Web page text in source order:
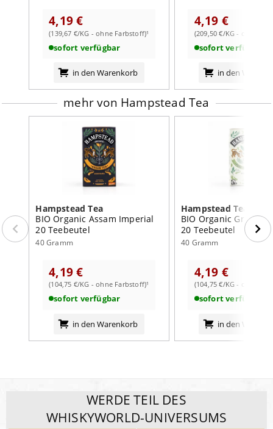
Ein Teebeutel pro Tasse. Mit frisch gekochtem Wasser
aufgiessen und für etwa 3-5 Minuten ziehen lassen.
weiterlesen auf der Markenseite von Hampstead Tea
4,19 €
(139,67 €/KG - ohne Farbstoff)¹
sofort verfügbar
in den Warenkorb
4,19 €
(209,50 €/KG - ohne
sofort verfügbar
in den
mehr von Hampstead Tea
Hampstead Tea
BIO Organic Assam Imperial
20 Teebeutel
40 Gramm
4,19 €
(104,75 €/KG - ohne Farbstoff)¹
sofort verfügbar
in den Warenkorb
Hampstead Tea
BIO Organic Green
20 Teebeutel
40 Gramm
4,19 €
(104,75 €/KG - ohne
sofort verfügbar
in den
WERDE TEIL DES
WHISKYWORLD-UNIVERSUMS